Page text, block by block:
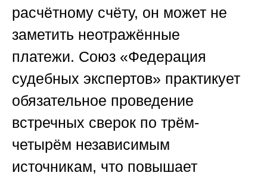
расчётному счёту, он может не
заметить неотражённые
платежи. Союз «Федерация
судебных экспертов» практикует
обязательное проведение
встречных сверок по трём-
четырём независимым
источникам, что повышает